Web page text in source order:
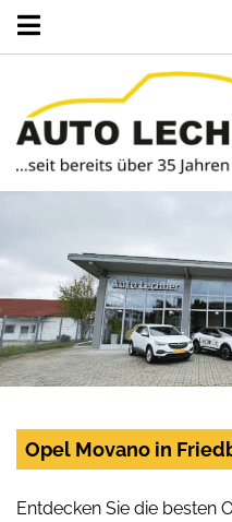
Opel Movano in
Entdecken Sie die besten